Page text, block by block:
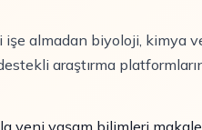
almadan biyoloji, kimya
araştırma
yaşam bilimleri